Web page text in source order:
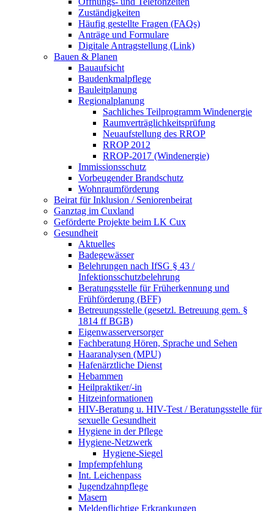
Zuständigkeiten
Häufig gestellte Fragen (FAQs)
Anträge und Formulare
Digitale Antragstellung (Link)
Bauen & Planen
Bauaufsicht
Baudenkmalpflege
Bauleitplanung
Regionalplanung
Sachliches Teilprogramm Windenergie
Raumverträglichkeitsprüfung
Neuaufstellung des RROP
RROP 2012
RROP-2017 (Windenergie)
Immissionsschutz
Vorbeugender Brandschutz
Wohnraumförderung
Beirat für Inklusion / Seniorenbeirat
Ganztag im Cuxland
Geförderte Projekte beim LK Cux
Gesundheit
Aktuelles
Badegewässer
Belehrungen nach IfSG § 43 /
Infektionsschutzbelehrung
Beratungsstelle für Früherkennung und
Frühförderung (BFF)
Betreuungsstelle (gesetzl. Betreuung gem. §
1814 ff BGB)
Eigenwasserversorger
Fachberatung Hören, Sprache und Sehen
Haaranalysen (MPU)
Hafenärztliche Dienst
Hebammen
Heilpraktiker/-in
Hitzeinformationen
HIV-Beratung u. HIV-Test / Beratungsstelle für
sexuelle Gesundheit
Hygiene in der Pflege
Hygiene-Netzwerk
Hygiene-Siegel
Impfempfehlung
Int. Leichenpass
Jugendzahnpflege
Masern
Meldepflichtige Erkrankungen